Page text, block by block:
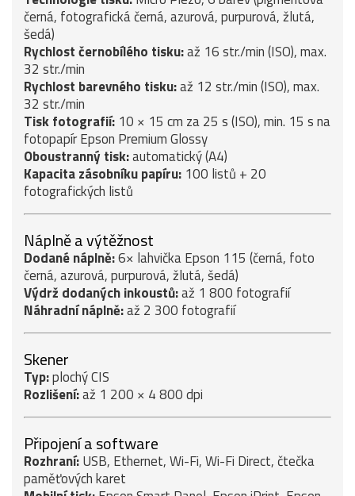
černá, fotografická černá, azurová, purpurová, žlutá,
šedá)
Rychlost černobílého tisku:až 16 str./min (ISO), max.
32 str./min
Rychlost barevného tisku:až 12 str./min (ISO), max.
32 str./min
Tisk fotografií: 10 × 15 cm za 25 s (ISO), min. 15 s na
fotopapír Epson Premium Glossy
Oboustranný tisk:automatický (A4)
Kapacita zásobníku papíru: 100 listů + 20
fotografických listů
Náplně a výtěžnost
Dodané náplně:6× lahvička Epson 115 (černá, foto
černá, azurová, purpurová, žlutá, šedá)
Výdrž dodaných inkoustů:až 1 800 fotografií
Náhradní náplně:až 2 300 fotografií
Skener
Typ:plochý CIS
Rozlišení:až 1 200 × 4 800 dpi
Připojení a software
Rozhraní:USB, Ethernet, Wi-Fi, Wi-Fi Direct, čtečka
paměťových karet